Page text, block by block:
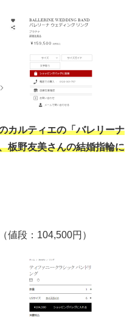
カルティエの「バレリーナ
板野友美さんの結婚指輪に
段：104,500円）